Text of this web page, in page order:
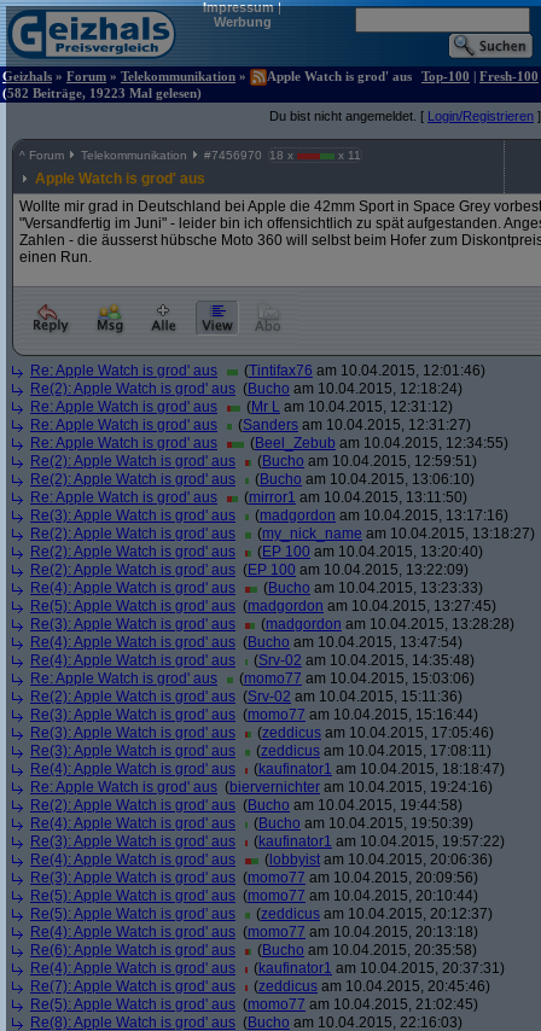
Impressum|
Werbung
Geizhals » Forum » Telekommunikation »
Apple Watch is grod' aus
(582 Beiträge, 19223 Mal gelesen)
Top-100 | Fresh-100
Du bist nicht angemeldet. [ Login/Registrieren ]
^ Forum Telekommunikation #7456970 18 x x 11
Apple Watch is grod' aus
Wollte mir grad in Deutschland bei Apple die 42mm Sport in Space Grey
"Versandfertig im Juni" - leider bin ich offensichtlich zu spät aufgestanden.
Zahlen - die äusserst hübsche Moto 360 will selbst beim Hofer zum
einen Run.
Re: Apple Watch is grod' aus (Tintifax76 am 10.04.2015, 12:01:46)
Re(2): Apple Watch is grod' aus (Bucho am 10.04.2015, 12:18:24)
Re: Apple Watch is grod' aus
(Mr L am 10.04.2015, 12:31:12)
Re: Apple Watch is grod' aus
(Sanders am 10.04.2015, 12:31:27)
Re: Apple Watch is grod' aus
(Beel_Zebub am 10.04.2015, 12:34:55)
Re(2): Apple Watch is grod' aus
(Bucho am 10.04.2015, 12:59:51)
Re(2): Apple Watch is grod' aus
(Bucho am 10.04.2015, 13:06:10)
Re: Apple Watch is grod' aus
(mirror1 am 10.04.2015, 13:11:50)
Re(3): Apple Watch is grod' aus
(madgordon am 10.04.2015, 13:17:16)
Re(2): Apple Watch is grod' aus
(my_nick_name am 10.04.2015, 13:18:27)
Re(2): Apple Watch is grod' aus
(EP 100 am 10.04.2015, 13:20:40)
Re(2): Apple Watch is grod' aus (EP 100 am 10.04.2015, 13:22:09)
Re(4): Apple Watch is grod' aus
(Bucho am 10.04.2015, 13:23:33)
Re(5): Apple Watch is grod' aus (madgordon am 10.04.2015, 13:27:45)
Re(3): Apple Watch is grod' aus
(madgordon am 10.04.2015, 13:28:28)
Re(4): Apple Watch is grod' aus (Bucho am 10.04.2015, 13:47:54)
Re(4): Apple Watch is grod' aus
(Srv-02 am 10.04.2015, 14:35:48)
Re: Apple Watch is grod' aus
(momo77 am 10.04.2015, 15:03:06)
Re(2): Apple Watch is grod' aus (Srv-02 am 10.04.2015, 15:11:36)
Re(3): Apple Watch is grod' aus (momo77 am 10.04.2015, 15:16:44)
Re(3): Apple Watch is grod' aus
(zeddicus am 10.04.2015, 17:05:46)
Re(3): Apple Watch is grod' aus
(zeddicus am 10.04.2015, 17:08:11)
Re(4): Apple Watch is grod' aus
(kaufinator1 am 10.04.2015, 18:18:47)
Re: Apple Watch is grod' aus (biervernichter am 10.04.2015, 19:24:16)
Re(2): Apple Watch is grod' aus (Bucho am 10.04.2015, 19:44:58)
Re(4): Apple Watch is grod' aus
(Bucho am 10.04.2015, 19:50:39)
Re(3): Apple Watch is grod' aus
(kaufinator1 am 10.04.2015, 19:57:22)
Re(4): Apple Watch is grod' aus
( lobbyist am 10.04.2015, 20:06:36)
Re(3): Apple Watch is grod' aus (momo77 am 10.04.2015, 20:09:56)
Re(5): Apple Watch is grod' aus (momo77 am 10.04.2015, 20:10:44)
Re(5): Apple Watch is grod' aus
(zeddicus am 10.04.2015, 20:12:37)
Re(4): Apple Watch is grod' aus (momo77 am 10.04.2015, 20:13:18)
Re(6): Apple Watch is grod' aus
(Bucho am 10.04.2015, 20:35:58)
Re(4): Apple Watch is grod' aus
(kaufinator1 am 10.04.2015, 20:37:31)
Re(7): Apple Watch is grod' aus
(zeddicus am 10.04.2015, 20:45:46)
Re(5): Apple Watch is grod' aus (momo77 am 10.04.2015, 21:02:45)
Re(8): Apple Watch is grod' aus (Bucho am 10.04.2015, 22:16:03)